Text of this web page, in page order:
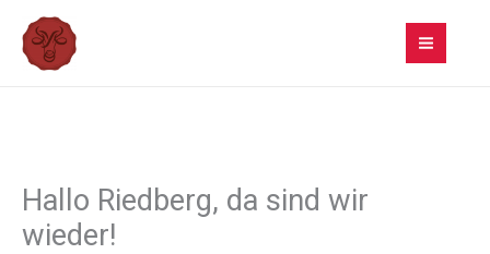
Inhalt
springen
Hallo Riedberg, da sind wir
wieder!